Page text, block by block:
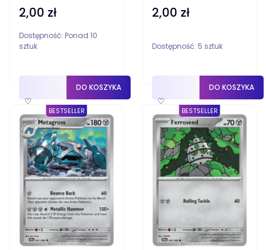
Cena
2,00 zł
Dostępność: Ponad 10
sztuk
♡
DO KOSZYKA
Cena
2,00 zł
Dostępność: 5 sztuk
♡
DO KOSZYKA
BESTSELLER BESTSELLER